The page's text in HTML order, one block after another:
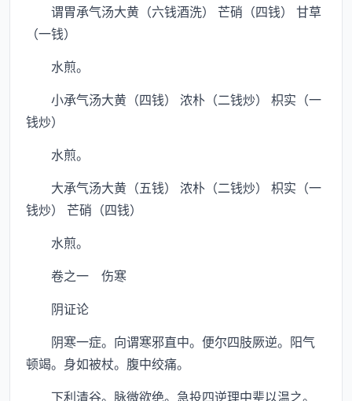
谓胃承气汤大黄（六钱酒洗） 芒硝（四钱） 甘草
（一钱）
水煎。
小承气汤大黄（四钱） 浓朴（二钱炒） 枳实（一
钱炒）
水煎。
大承气汤大黄（五钱） 浓朴（二钱炒） 枳实（一
钱炒） 芒硝（四钱）
水煎。
卷之一 伤寒
阴证论
阴寒一症。向谓寒邪直中。便尔四肢厥逆。阳气
顿竭。身如被杖。腹中绞痛。
下利清谷。脉微欲绝。急投四逆理中辈以温之。